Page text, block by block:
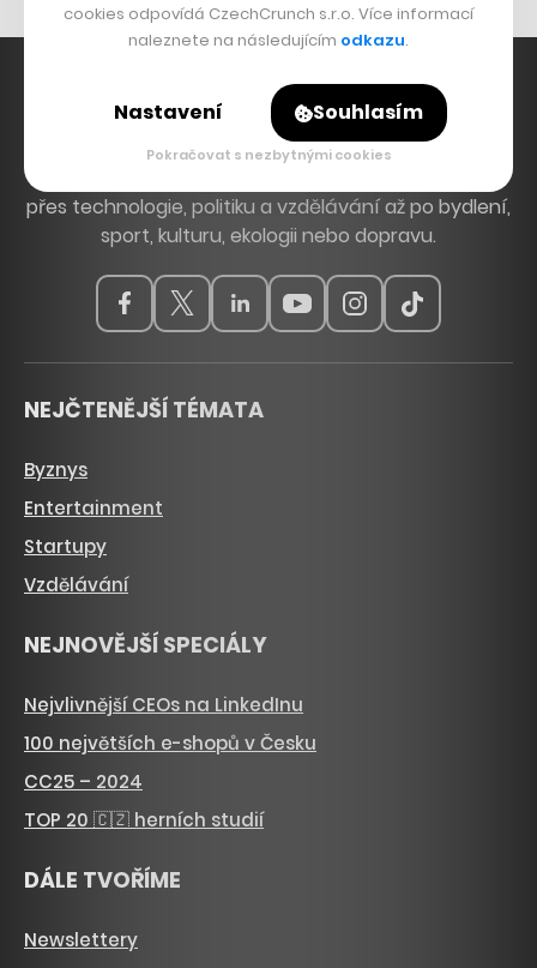
Hlavní zdroj inspirace. Věnujeme se tématům, která
přes technologie, politiku a vzdělávání až po bydlení,
sport, kulturu, ekologii nebo dopravu.
NEJČTENĚJŠÍ TÉMATA
Byznys
Entertainment
Startupy
Vzdělávání
NEJNOVĚJŠÍ SPECIÁLY
Nejvlivnější CEOs na LinkedInu
100 největších e-shopů v Česku
CC25 – 2024
TOP 20 🇨🇿 herních studií
DÁLE TVOŘÍME
Newslettery
cookies odpovídá CzechCrunch s.r.o. Více informací
naleznete na následujícím odkazu.
Nastavení Souhlasím
Pokračovat s nezbytnými cookies